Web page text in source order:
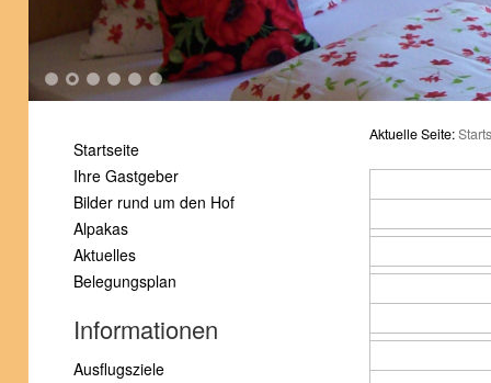
1 2 3 4 5 6
Startseite
Ihre Gastgeber
Bilder rund um den Hof
Alpakas
Aktuelles
Belegungsplan
Informationen
Ausflugsziele
Aktuelle Seite: